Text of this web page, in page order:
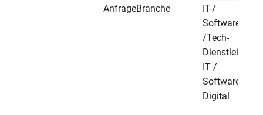
AnfrageBranche
IT-/
Software-
/Tech-
Dienstleister
IT /
Software &
Digital